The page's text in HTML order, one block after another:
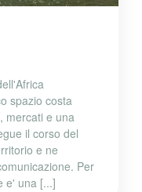
spazio costa
mercati e una
il corso del
e ne
Per
e' una [...]